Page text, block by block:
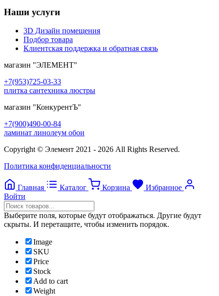
Наши услуги
3D Дизайн помещения
Подбор товара
Клиентская поддержка и обратная связь
магазин "ЭЛЕМЕНТ"
+7(953)725-03-33
плитка сантехника люстры
магазин "КонкурентЪ"
+7(900)490-00-84
ламинат линолеум обои
Copyright © Элемент 2021 - 2026 All Rights Reserved.
Политика конфиденциальности
Главная Каталог Корзина
Избранное
Войти
Выберите поля, которые будут отображаться. Другие будут
скрыты. И перетащите, чтобы изменить порядок.
Image
SKU
Price
Stock
Add to cart
Weight